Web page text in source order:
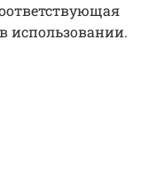
использовании.